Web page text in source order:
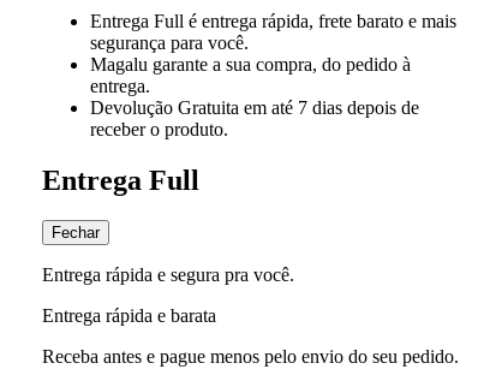
Entrega Full é entrega rápida, frete barato e mais
segurança para você.
Magalu garante a sua compra, do pedido à
entrega.
Devolução Gratuita em até 7 dias depois de
receber o produto.
Entrega Full
Fechar
Entrega rápida e segura pra você.
Entrega rápida e barata
Receba antes e pague menos pelo envio do seu pedido.